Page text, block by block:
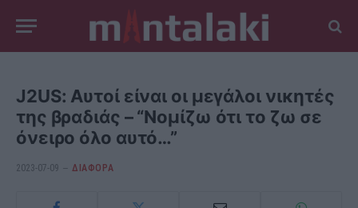
J2US: Αυτοί είναι οι μεγάλοι νικητές
της βραδιάς – “Νομίζω ότι το ζω σε
όνειρο όλο αυτό…”
2023-07-09 ΔΙΆΦΟΡΑ